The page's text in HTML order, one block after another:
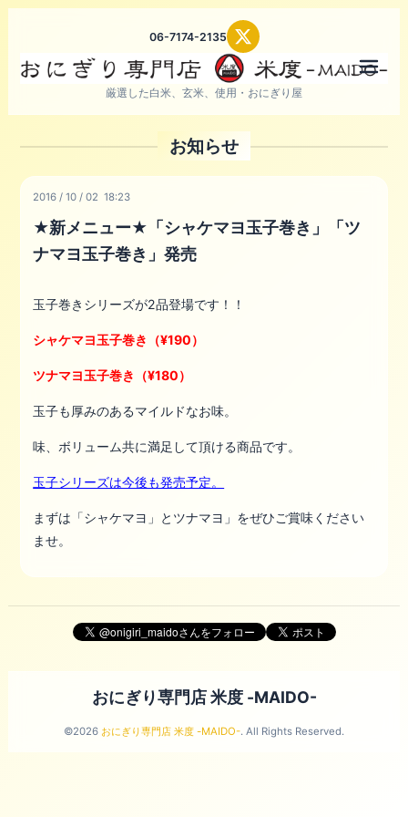
06-7174-2135
厳選した白米、玄米、使用・おにぎり屋
お知らせ
2016 /10 /02 18:23
★新メニュー★「シャケマヨ玉子巻き」「ツ
ナマヨ玉子巻き」発売
玉子巻きシリーズが2品登場です！！
シャケマヨ玉子巻き（¥190）
ツナマヨ玉子巻き（¥180）
玉子も厚みのあるマイルドなお味。
味、ボリューム共に満足して頂ける商品です。
玉子シリーズは今後も発売予定。
まずは「シャケマヨ」とツナマヨ」をぜひご賞味ください
ませ。
おにぎり専門店 米度 -MAIDO-
©2026 おにぎり専門店 米度 -MAIDO-. All Rights Reserved.